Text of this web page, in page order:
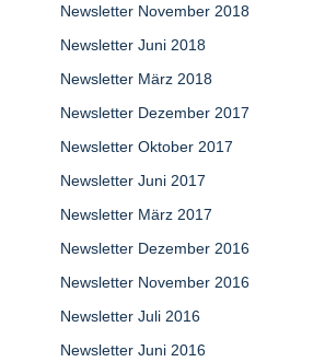
Newsletter November 2018
Newsletter Juni 2018
Newsletter März 2018
Newsletter Dezember 2017
Newsletter Oktober 2017
Newsletter Juni 2017
Newsletter März 2017
Newsletter Dezember 2016
Newsletter November 2016
Newsletter Juli 2016
Newsletter Juni 2016